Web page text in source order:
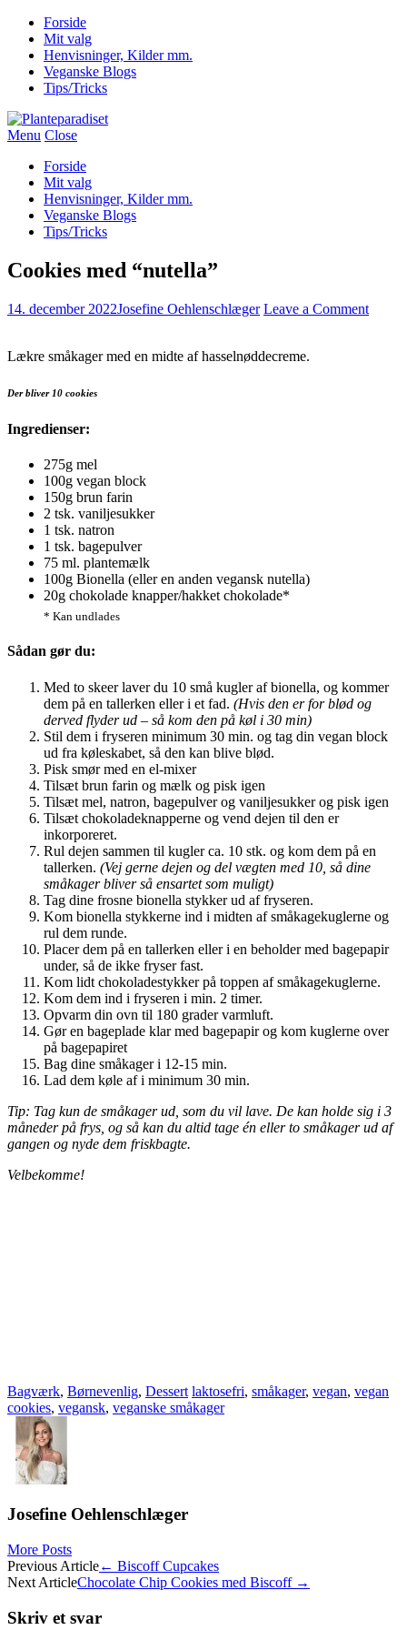
Forside
Mit valg
Henvisninger, Kilder mm.
Veganske Blogs
Tips/Tricks
Menu Close
Forside
Mit valg
Henvisninger, Kilder mm.
Veganske Blogs
Tips/Tricks
Cookies med “nutella”
14. december 2022Josefine Oehlenschlæger Leave a Comment
Lækre småkager med en midte af hasselnøddecreme.
Der bliver 10 cookies
Ingredienser:
275g mel
100g vegan block
150g brun farin
2 tsk. vaniljesukker
1 tsk. natron
1 tsk. bagepulver
75 ml. plantemælk
100g Bionella (eller en anden vegansk nutella)
20g chokolade knapper/hakket chokolade*
* Kan undlades
Sådan gør du:
Med to skeer laver du 10 små kugler af bionella, og kommer
dem på en tallerken eller i et fad. (Hvis den er for blød og
derved flyder ud – så kom den på køl i 30 min)
Stil dem i fryseren minimum 30 min. og tag din vegan block
ud fra køleskabet, så den kan blive blød.
Pisk smør med en el-mixer
Tilsæt brun farin og mælk og pisk igen
Tilsæt mel, natron, bagepulver og vaniljesukker og pisk igen
Tilsæt chokoladeknapperne og vend dejen til den er
inkorporeret.
Rul dejen sammen til kugler ca. 10 stk. og kom dem på en
tallerken. (Vej gerne dejen og del vægten med 10, så dine
småkager bliver så ensartet som muligt)
Tag dine frosne bionella stykker ud af fryseren.
Kom bionella stykkerne ind i midten af småkagekuglerne og
rul dem runde.
Placer dem på en tallerken eller i en beholder med bagepapir
under, så de ikke fryser fast.
Kom lidt chokoladestykker på toppen af småkagekuglerne.
Kom dem ind i fryseren i min. 2 timer.
Opvarm din ovn til 180 grader varmluft.
Gør en bageplade klar med bagepapir og kom kuglerne over
på bagepapiret
Bag dine småkager i 12-15 min.
Lad dem køle af i minimum 30 min.
Tip: Tag kun de småkager ud, som du vil lave. De kan holde sig i 3
måneder på frys, og så kan du altid tage én eller to småkager ud af
gangen og nyde dem friskbagte.
Velbekomme!
Bagværk, Børnevenlig, Dessert laktosefri, småkager, vegan, vegan
cookies, vegansk, veganske småkager
Josefine Oehlenschlæger
More Posts
Post
navigation
Previous Article← Biscoff Cupcakes
Next ArticleChocolate Chip Cookies med Biscoff →
Skriv et svar